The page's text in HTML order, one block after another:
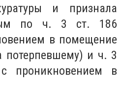
и признала
по ч. 3 ст. 186
в помещение
потерпевшему) и ч. 3
проникновением в